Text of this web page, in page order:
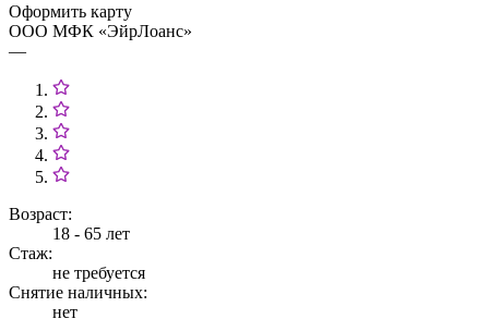
Оформить карту
ООО МФК «ЭйрЛоанс»
—
Возраст:
18 - 65 лет
Стаж:
не требуется
Снятие наличных:
нет